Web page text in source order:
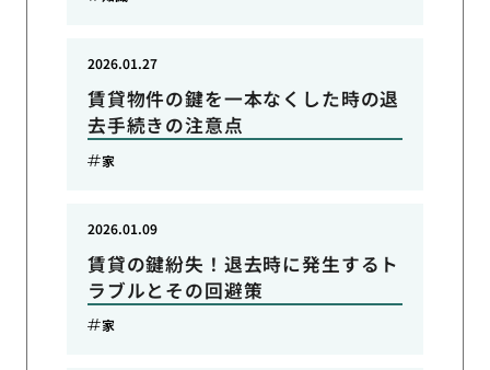
賃貸物件の鍵を一本なくした時の退
去手続きの注意点
2026.01.27
家
賃貸の鍵紛失！退去時に発生するト
ラブルとその回避策
2026.01.09
家